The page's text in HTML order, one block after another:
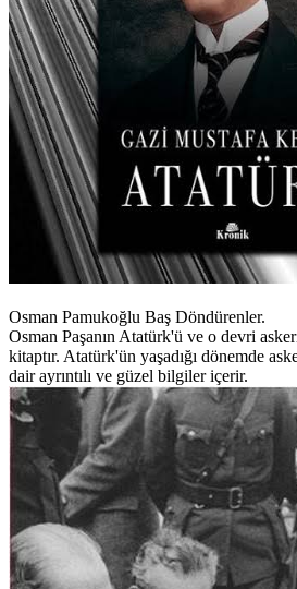
Osman Pamukoğlu Baş Döndürenler.
Osman Paşanın Atatürk'ü ve o devri
kitaptır. Atatürk'ün yaşadığı dönemde
dair ayrıntılı ve güzel bilgiler içerir.